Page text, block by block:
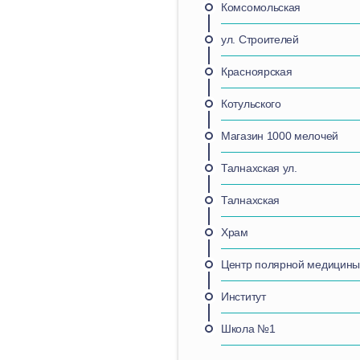
Комсомольская
ул. Строителей
Красноярская
Котульского
Магазин 1000 мелочей
Талнахская ул.
Талнахская
Храм
Центр полярной медицины
Институт
Школа №1